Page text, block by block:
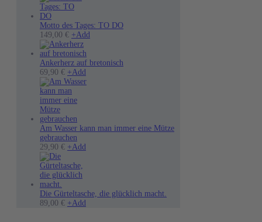
Varianten
auf.
Optionen
können
der
Motto des Tages: TO DO
149,00 € +Add
mehrere
der
Ankerherz auf bretonisch
69,90 € +Add
Produkt
Die
werden
Am Wasser kann man immer eine Mütze
gebrauchen
29,90 € +Add
auf.
Die Gürteltasche, die glücklich macht.
89,00 € +Add